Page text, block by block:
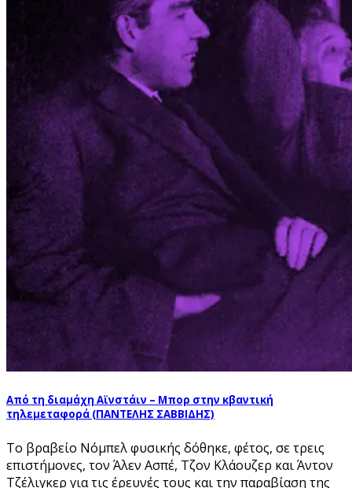
Από τη διαμάχη Αϊνστάιν – Μπορ στην κβαντική
τηλεμεταφορά (ΠΑΝΤΕΛΗΣ ΣΑΒΒΙΔΗΣ)
Το βραβείο Νόμπελ φυσικής δόθηκε, φέτος, σε τρεις
επιστήμονες, τον Άλεν Ασπέ, Τζον Κλάουζερ και Άντον
Τζέλιγκερ για τις έρευνές τους και την παραβίαση της